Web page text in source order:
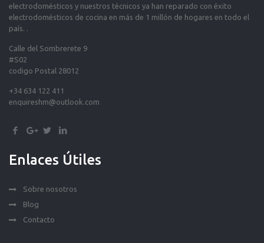
electrodomésticos y nuestros técnicos ya han reparado con éxito
electrodomésticos de cocina en más de 1 millón de hogares en todo el
país. .
Calle del Sombrerete 9
#S02
codigo Postal 28012
+34 634 122 411
enquireshm@outlook.com
Enlaces Útiles
Sobre nosotros
Blog
Contacto